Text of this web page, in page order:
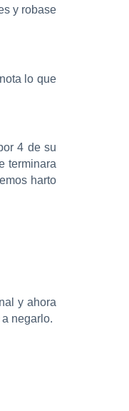
y robase
lo que
4 de su
terminara
harto
y ahora
negarlo.